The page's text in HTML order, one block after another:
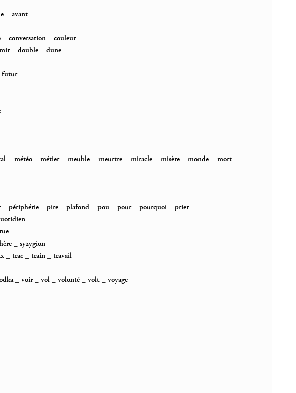
avant
conversation
couleur
_ double
dune
futur
_ météo_métier_meuble meurtre_ miracle_ misère_monde _mort
_ périphérie pire plafond pou pour_ pourquoi
prier
syzygion
trac train
travail
_ voir_ vol volonté volt
voyage